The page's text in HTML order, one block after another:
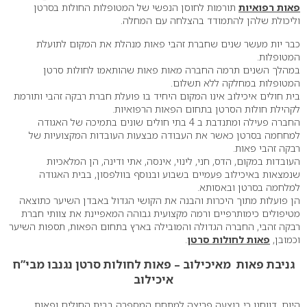
פאות רפואיות תורמות לחוסן הנפשי של המטופלות החולות בסרטן
וליכולת שלהן להתמודד בהצלחה עם המחלה.
כבר יות מעשר שנים שחברת זהבי פאות מנהלת את המקום לתועלת
המטופלות.
במהלך השנים תרמה החברה מאות פאות שהותאמו לחולות סרטן
המטופלות במחלקה ללא תשלום.
בית חולים איכילוב אינו המקום היחיד בו פועלת חברת רבקה זהבי ותורמת
לקהילת חולות הסרטן בתחום הפאות הרפואיות.
החברה פעילה ומתנדבת ב 4 בתי חולים שונים בתמיכה של האגודה
למחחמה בסרטן כאשר את העבודה מבצעות העובדות המקצועיות של
רבקה זהבי פאות.
העובדות במקום, הדס, חני, לינוי, אינסה, אתי ודינה, הן המלאכיות
שנמצאות באיכילוב פעמיים בשבוע ובנוסף בוולפסון, בבית האגודה
למלחמה בסרטן ובאסותא.
הן פועלות מתוך היכרות והבנה את הקושי הגדול באבדן השיער כתוצאה
מטיפולים כימותרפיים ורמה מקצועית גבוהה המאפיינת את צוותי חברת
רבקה זהבי, החברה הגדולה והמובילה בארץ בתחום הפאות, תספות השיער
וכמובן, פאות לחולות סרטן
גניבת פאות מאיכילוב – פאות לחולות סרטן נגנבו מבי”ח
איכילוב